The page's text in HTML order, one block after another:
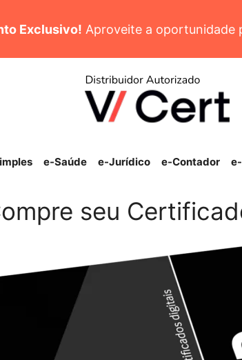
Exclusivo! Aproveite a oportunidade
e-Saúde e-Jurídico e-Contador
seu